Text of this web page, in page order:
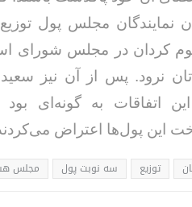
مجلس پول
کردان در مجلس شورای
نرود. پس از آن نیز
این اتفاقات به گونه‌ای
این پول‌ها اعتراض
توزیع سه نوبت پول مجلس